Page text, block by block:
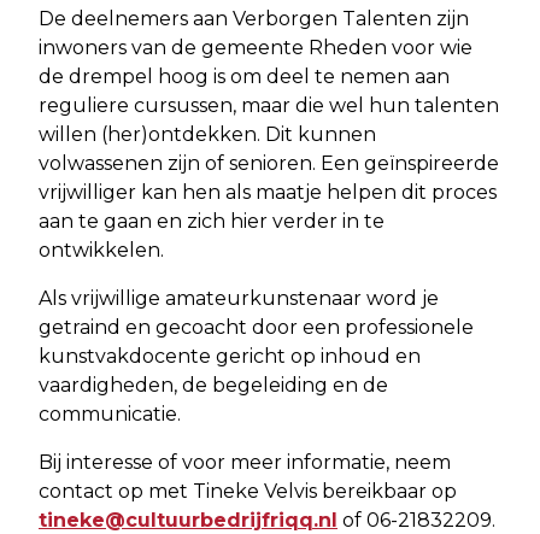
De deelnemers aan Verborgen Talenten zijn
inwoners van de gemeente Rheden voor wie
de drempel hoog is om deel te nemen aan
reguliere cursussen, maar die wel hun talenten
willen (her)ontdekken. Dit kunnen
volwassenen zijn of senioren. Een geïnspireerde
vrijwilliger kan hen als maatje helpen dit proces
aan te gaan en zich hier verder in te
ontwikkelen.
Als vrijwillige amateurkunstenaar word je
getraind en gecoacht door een professionele
kunstvakdocente gericht op inhoud en
vaardigheden, de begeleiding en de
communicatie.
Bij interesse of voor meer informatie, neem
contact op met Tineke Velvis bereikbaar op
tineke@cultuurbedrijfriqq.nl of 06-21832209.